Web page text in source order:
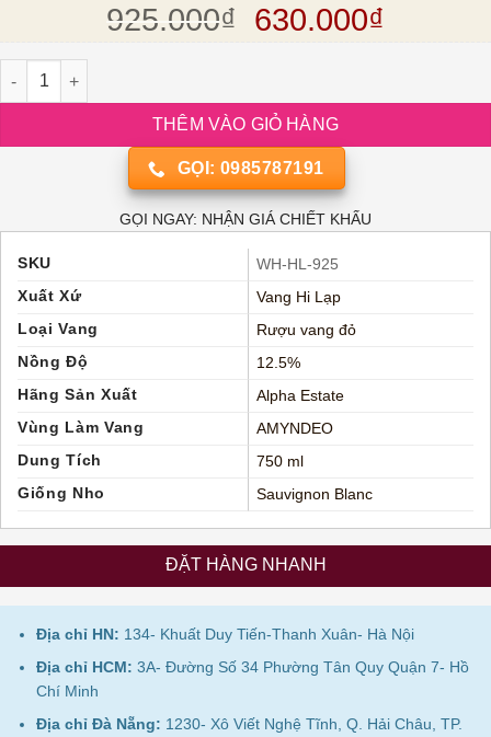
925.000₫ Giá gốc là:
630.000₫
Vang Trắng Hy Lạp Alpha Estate Sauvignon Blanc 2019 số lượng
THÊM VÀO GIỎ HÀNG
GỌI: 0985787191
GỌI NGAY: NHẬN GIÁ CHIẾT KHẤU
SKU
WH-HL-925
Xuất Xứ
Vang Hi Lạp
Loại Vang
Rượu vang đỏ
Nồng Độ
12.5%
Hãng Sản Xuất
Alpha Estate
Vùng Làm Vang
AMYNDEO
Dung Tích
750 ml
Giống Nho
Sauvignon Blanc
ĐẶT HÀNG NHANH
Địa chỉ HN: 134- Khuất Duy Tiến-Thanh Xuân- Hà Nội
Địa chỉ HCM: 3A- Đường Số 34 Phường Tân Quy Quận 7- Hồ
Chí Minh
Địa chỉ Đà Nẵng: 1230- Xô Viết Nghệ Tĩnh, Q. Hải Châu, TP.